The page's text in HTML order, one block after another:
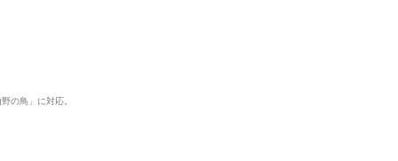
の鳥」に対応。